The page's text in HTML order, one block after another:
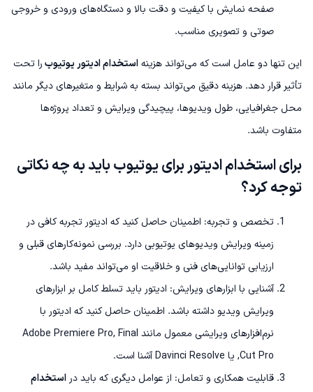
صفحه نمایش با کیفیت و دقت بالا و دستگاه‌های ورودی و خروجی
صوتی و تصویری مناسب.
این تنها دو عامل است که می‌تواند هزینهاستخدام ادیتور یوتیوبرا تحت
تأثیر قرار دهد. هزینه دقیق می‌تواند بسته به شرایط و متغیرهای دیگر مانند
محل جغرافیایی، طول ویدیوها، پیچیدگی ویرایش و تعداد پروژه‌ها
متفاوت باشد.
برای استخدام ادیتور برای یوتیوب باید به چه نکاتی
توجه کرد؟
تخصص و تجربه: اطمینان حاصل کنید که ادیتور تجربه کافی در
زمینه ویرایش ویدیوهای یوتیوبی دارد. بررسی نمونه‌کارهای قبلی و
ارزیابی توانایی‌های فنی و خلاقیت او می‌تواند مفید باشد.
آشنایی با ابزارهای ویرایش: ادیتور باید تسلط کامل بر ابزارهای
ویرایش ویدیو داشته باشد. اطمینان حاصل کنید که ادیتور با
نرم‌افزارهای ویرایشی معمول مانند Adobe Premiere Pro, Final
Cut Pro, یا Davinci Resolve آشنا است.
قابلیت همکاری و تعامل: از عوامل دیگری که باید دراستخدام